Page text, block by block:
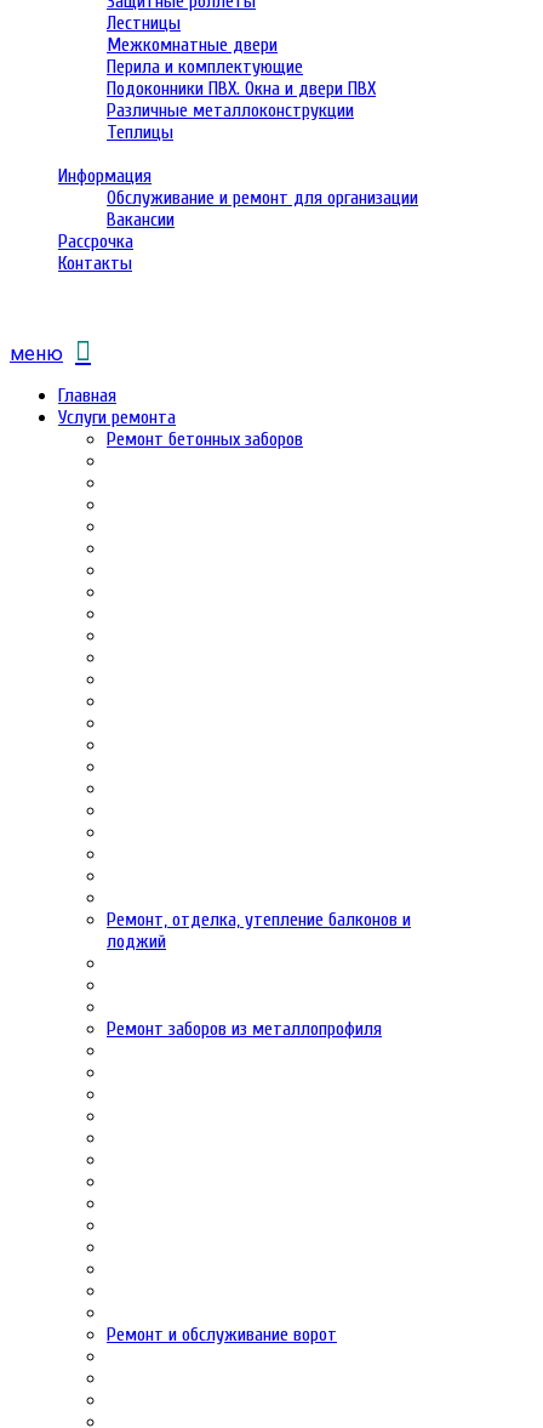
Лестницы
Межкомнатные двери
Перила и комплектующие
Подоконники ПВХ. Окна и двери ПВХ
Различные металлоконструкции
Теплицы
Информация
Обслуживание и ремонт для организации
Вакансии
Рассрочка
Контакты
меню
Главная
Услуги ремонта
Ремонт бетонных заборов
Ремонт, отделка, утепление балконов и
лоджий
Ремонт заборов из металлопрофиля
Ремонт и обслуживание ворот